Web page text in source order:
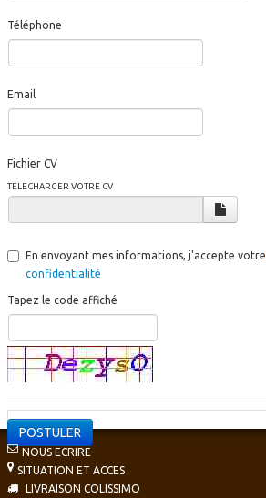
Téléphone
Email
Fichier CV
TELECHARGER VOTRE CV
En envoyant mes informations, j'accepte votre
confidentialité
Tapez le code affiché
POSTULER
NOUS ECRIRE
SITUATION ET ACCES
LIVRAISON COLISSIMO